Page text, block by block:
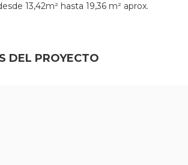
13,42m² hasta 19,36 m² aprox.
DEL PROYECTO